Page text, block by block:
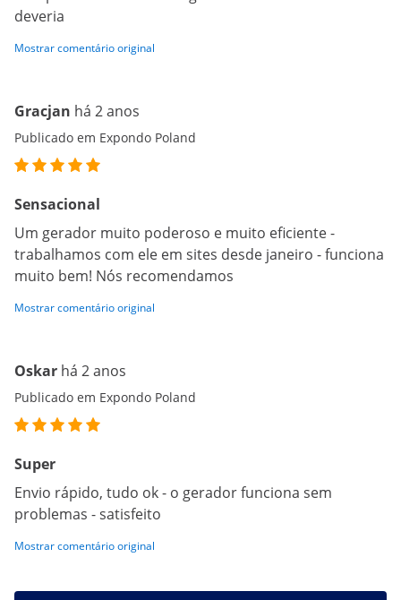
deveria
Mostrar comentário original
Gracjan há 2 anos
Publicado em Expondo Poland
Sensacional
Um gerador muito poderoso e muito eficiente -
trabalhamos com ele em sites desde janeiro - funciona
muito bem! Nós recomendamos
Mostrar comentário original
Oskar há 2 anos
Publicado em Expondo Poland
Super
Envio rápido, tudo ok - o gerador funciona sem
problemas - satisfeito
Mostrar comentário original